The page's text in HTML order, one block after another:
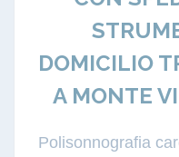
DOMICILIO
A MONTE
Polisonnografia